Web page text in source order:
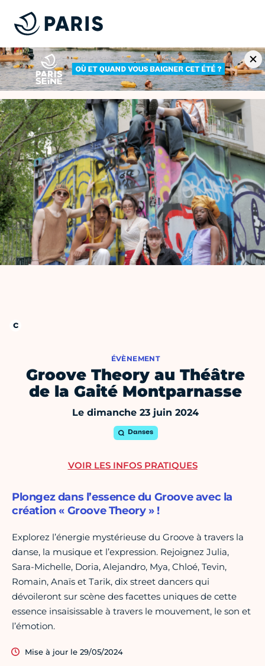
ÉVÈNEMENT
Groove Theory au Théâtre
de la Gaité Montparnasse
Le dimanche 23 juin 2024
Danses
Plongez dans l’essence du Groove avec la
création « Groove Theory » !
Explorez l’énergie mystérieuse du Groove à travers la
danse, la musique et l’expression. Rejoignez Julia,
Sara-Michelle, Doria, Alejandro, Mya, Chloé, Tevin,
Romain, Anaïs et Tarik, dix street dancers qui
dévoileront sur scène des facettes uniques de cette
essence insaisissable à travers le mouvement, le son et
l’émotion.
Mise à jour le 29/05/2024
VOIR LES INFOS PRATIQUES